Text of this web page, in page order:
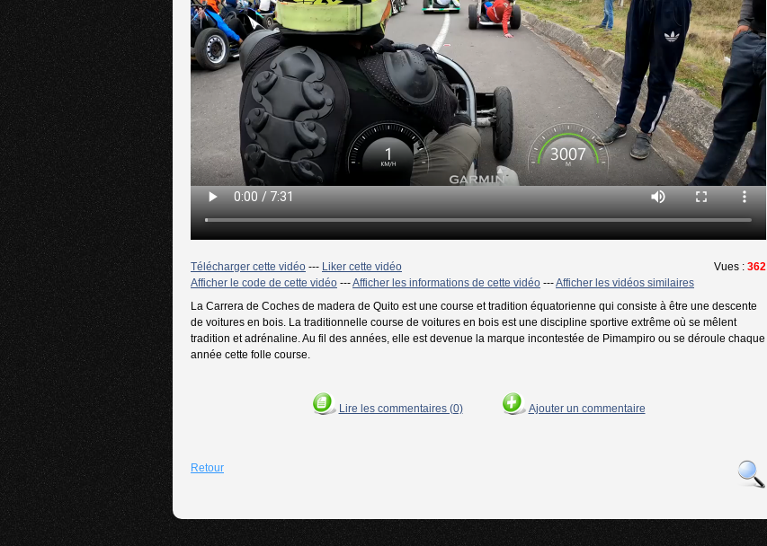
Télécharger cette vidéo --- Liker cette vidéo Vues : 362
Afficher le code de cette vidéo ---Afficher les informations de cette vidéo ---Afficher les vidéos similaires
La Carrera de Coches de madera de Quito est une course et tradition équatorienne qui consiste à être une descente
de voitures en bois. La traditionnelle course de voitures en bois est une discipline sportive extrême où se mêlent
tradition et adrénaline. Au fil des années, elle est devenue la marque incontestée de Pimampiro ou se déroule chaque
année cette folle course.
Lire les commentaires (0) Ajouter un commentaire
Retour